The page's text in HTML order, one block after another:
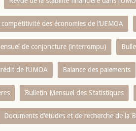
des économies de l‘UEMOA
de conjoncture (interrompu)
de l‘UMOA Balance des paiements
Bulletin Mensuel des Statistiques
Documents d’études et de recherche de la